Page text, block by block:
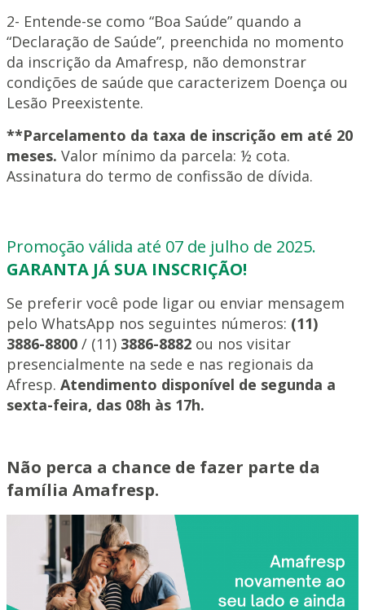
2- Entende-se como “Boa Saúde” quando a
“Declaração de Saúde”, preenchida no momento
da inscrição da Amafresp, não demonstrar
condições de saúde que caracterizem Doença ou
Lesão Preexistente.
**Parcelamento da taxa de inscrição em até 20
meses. Valor mínimo da parcela: ½ cota.
Assinatura do termo de confissão de dívida.
Promoção válida até 07 de julho de 2025.
GARANTA JÁ SUA INSCRIÇÃO!
Se preferir você pode ligar ou enviar mensagem
pelo WhatsApp nos seguintes números: (11)
3886-8800 / (11) 3886-8882 ou nos visitar
presencialmente na sede e nas regionais da
Afresp. Atendimento disponível de segunda a
sexta-feira, das 08h às 17h.
Não perca a chance de fazer parte da
família Amafresp.